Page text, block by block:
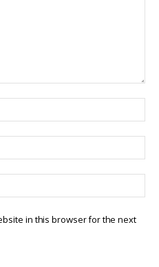
in this browser for the next